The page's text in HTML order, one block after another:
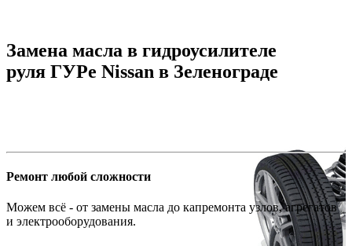
Замена масла в гидроусилителе
руля ГУРе Nissan в Зеленограде
Ремонт любой сложности
Можем всё - от замены масла до капремонта узлов, агрегатов
и электрооборудования.